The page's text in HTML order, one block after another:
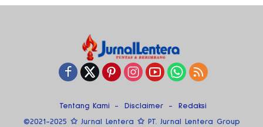
Tentang Kami Disclaimer
Redaksi
©2021-2025 ✩ Jurnal Lentera ✩ PT. Jurnal Lentera Group